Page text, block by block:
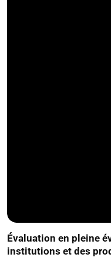
Évaluation en pleine
institutions et des